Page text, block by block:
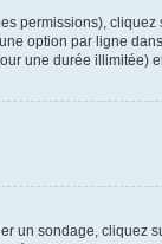
permissions), cliquez
option par ligne
une durée illimitée)
un sondage, cliquez